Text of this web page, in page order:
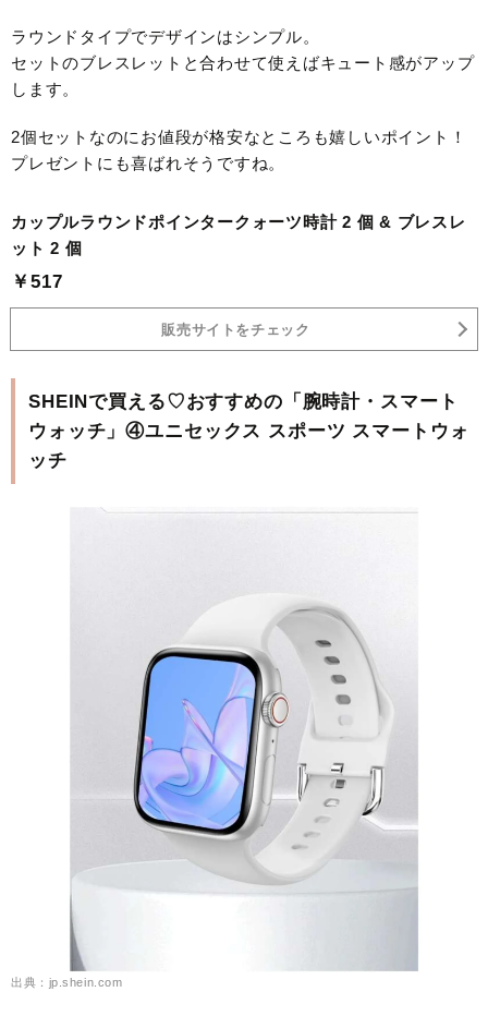
ラウンドタイプでデザインはシンプル。
セットのブレスレットと合わせて使えばキュート感がアップ
します。
2個セットなのにお値段が格安なところも嬉しいポイント！
プレゼントにも喜ばれそうですね。
カップルラウンドポインタークォーツ時計 2 個 & ブレスレ
ット 2 個
￥517
販売サイトをチェック
SHEINで買える♡おすすめの「腕時計・スマート
ウォッチ」④ユニセックス スポーツ スマートウォ
ッチ
出典：jp.shein.com